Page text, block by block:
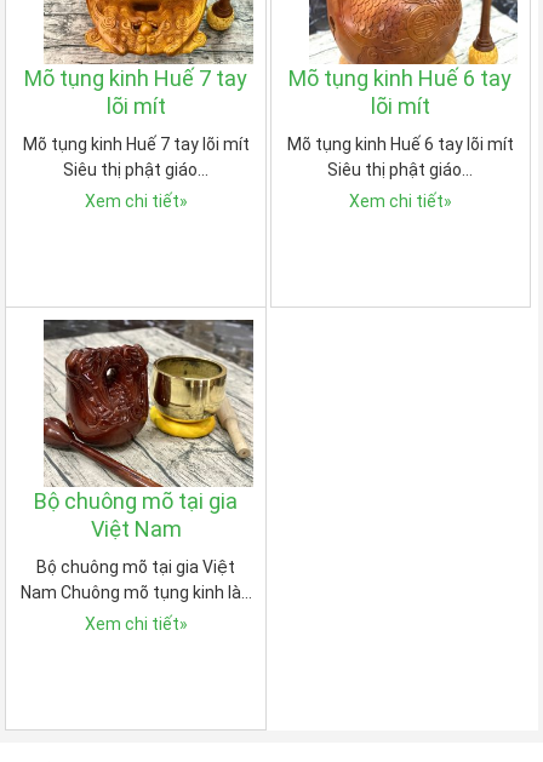
Mõ tụng kinh Huế 7 tay
lõi mít
Mõ tụng kinh Huế 7 tay lõi mít
Siêu thị phật giáo…
Xem chi tiết»
Mõ tụng kinh Huế 6 tay
lõi mít
Mõ tụng kinh Huế 6 tay lõi mít
Siêu thị phật giáo…
Xem chi tiết»
Bộ chuông mõ tại gia
Việt Nam
Bộ chuông mõ tại gia Việt
Nam Chuông mõ tụng kinh là…
Xem chi tiết»